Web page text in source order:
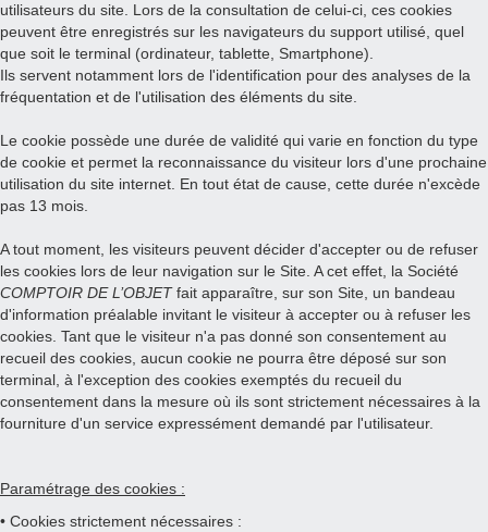
utilisateurs du site. Lors de la consultation de celui-ci, ces cookies
peuvent être enregistrés sur les navigateurs du support utilisé, quel
que soit le terminal (ordinateur, tablette, Smartphone).
Ils servent notamment lors de l'identification pour des analyses de la
fréquentation et de l'utilisation des éléments du site.
Le cookie possède une durée de validité qui varie en fonction du type
de cookie et permet la reconnaissance du visiteur lors d'une prochaine
utilisation du site internet. En tout état de cause, cette durée n'excède
pas 13 mois.
A tout moment, les visiteurs peuvent décider d'accepter ou de refuser
les cookies lors de leur navigation sur le Site. A cet effet, la Société
COMPTOIR DE L’OBJETfait apparaître, sur son Site, un bandeau
d'information préalable invitant le visiteur à accepter ou à refuser les
cookies. Tant que le visiteur n'a pas donné son consentement au
recueil des cookies, aucun cookie ne pourra être déposé sur son
terminal, à l'exception des cookies exemptés du recueil du
consentement dans la mesure où ils sont strictement nécessaires à la
fourniture d'un service expressément demandé par l'utilisateur.
Paramétrage des cookies :
• Cookies strictement nécessaires :